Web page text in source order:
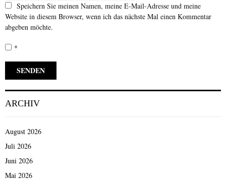
Speichern Sie meinen Namen, meine E-Mail-Adresse und meine
Website in diesem Browser, wenn ich das nächste Mal einen Kommentar
abgeben möchte.
*
ARCHIV
August 2026
Juli 2026
Juni 2026
Mai 2026